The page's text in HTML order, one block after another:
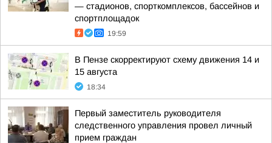
— стадионов, спорткомплексов, бассейнов и
спортплощадок
19:59
В Пензе скорректируют схему движения 14 и
15 августа
18:34
Первый заместитель руководителя
следственного управления провел личный
прием граждан